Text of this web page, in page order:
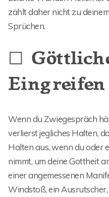
zählt daher nicht zu
Sprüchen.
☐
Eingreifen
Wenn du Zwiegespräch
verlierst jegliches Halten,
Halten aus, wenn du oder
nimmt, um deine Gottheit
einer angemessenen
Windstoß, ein